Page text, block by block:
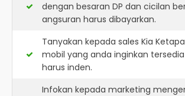
dengan besaran DP dan cicilan
angsuran harus dibayarkan.
Tanyakan kepada sales Kia
mobil yang anda inginkan
harus inden.
Infokan kepada marketing